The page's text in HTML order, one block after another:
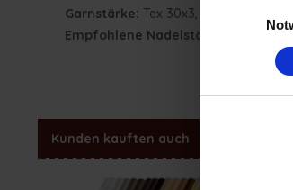
Impressum|
Garnstärke: Tex 30x3, dies entspricht
Empfohlene Nadelstärke:
Kunden kauften auch